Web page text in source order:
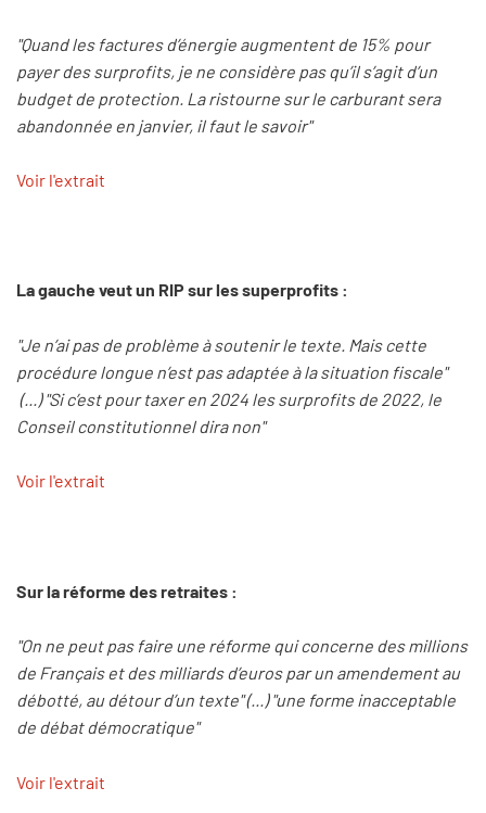
"Quand les factures d’énergie augmentent de 15% pour
payer des surprofits, je ne considère pas qu’il s’agit d’un
budget de protection. La ristourne sur le carburant sera
abandonnée en janvier, il faut le savoir"
Voir l'extrait
La gauche veut un RIP sur les superprofits :
"Je n’ai pas de problème à soutenir le texte. Mais cette
procédure longue n’est pas adaptée à la situation fiscale"
(...) "Si c’est pour taxer en 2024 les surprofits de 2022, le
Conseil constitutionnel dira non"
Voir l'extrait
Sur la réforme des retraites :
"On ne peut pas faire une réforme qui concerne des millions
de Français et des milliards d’euros par un amendement au
débotté, au détour d’un texte" (...) "une forme inacceptable
de débat démocratique"
Voir l'extrait